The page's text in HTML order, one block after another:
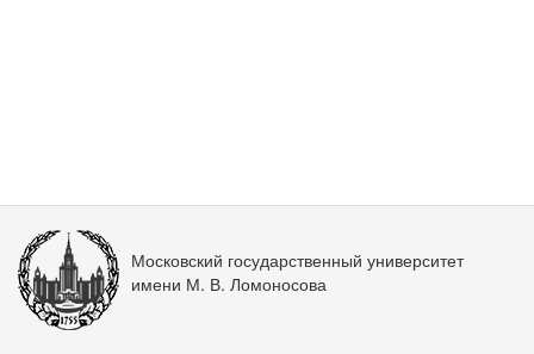
Московский государственный университет
имени М. В. Ломоносова